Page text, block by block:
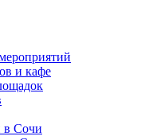
и кафе
в Сочи